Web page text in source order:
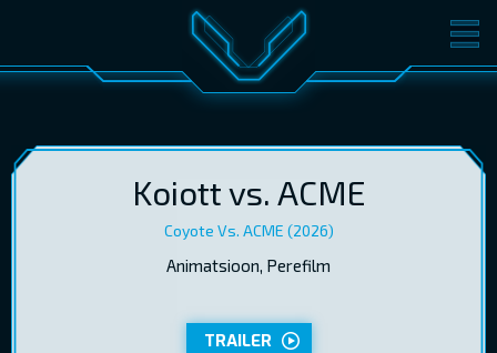
FILMID PILETID
V-KLUBI
KINKEKAARDID
Koiott vs. ACME
Coyote Vs. ACME (2026)
Animatsioon, Perefilm
TRAILER